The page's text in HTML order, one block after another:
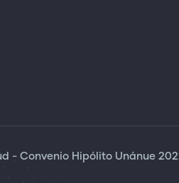
- Convenio Hipólito Unánue